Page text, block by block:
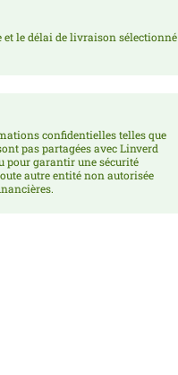
et le délai de livraison sélectionné
confidentielles telles que
pas partagées avec Linverd
pour garantir une sécurité
autre entité non autorisée